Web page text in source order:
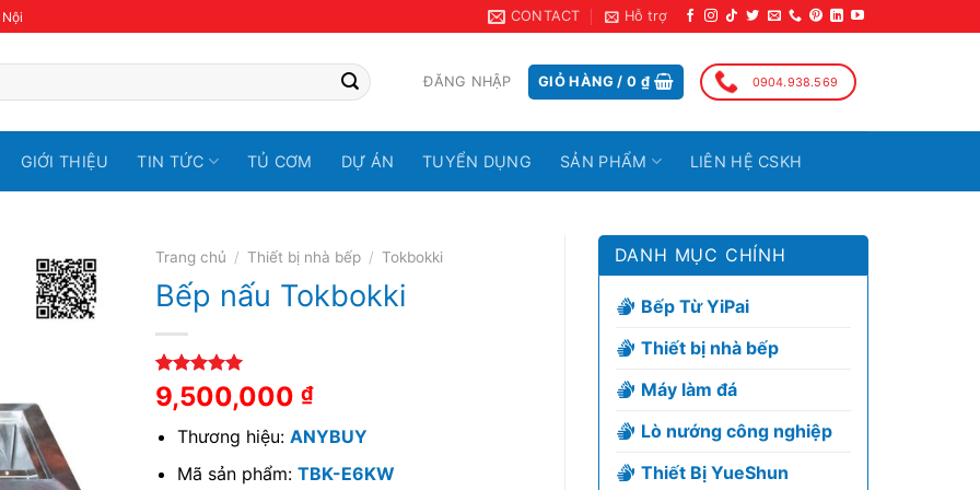
CONTACT Hỗ trợ
ĐĂNG NHẬP GIỎ HÀNG /0 ₫ 0904.938.569
GIỚI THIỆU TIN TỨC TỦ CƠM DỰ ÁN TUYỂN DỤNG SẢN PHẨM LIÊN HỆ CSKH
Trang chủ / Thiết bị nhà bếp / Tokbokki
Bếp nấu Tokbokki
5.00trên 5
dựa trên
3
9,500,000 ₫
Thương hiệu:ANYBUY
Mã sản phẩm:TBK-E6KW
DANH MỤC CHÍNH
Bếp Từ YiPai
Thiết bị nhà bếp
Máy làm đá
Lò nướng công nghiệp
Thiết Bị YueShun